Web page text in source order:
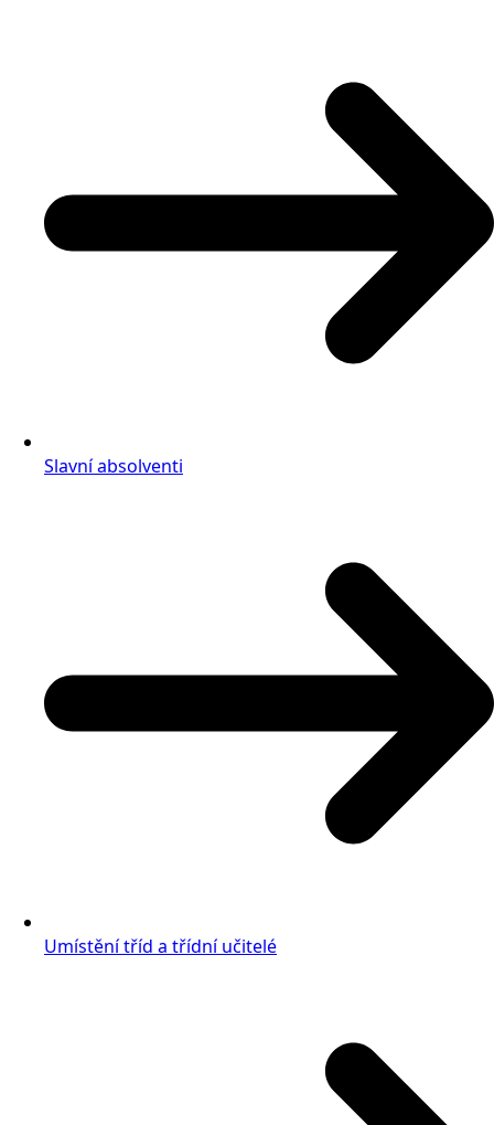
Slavní absolventi
Umístění tříd a třídní učitelé